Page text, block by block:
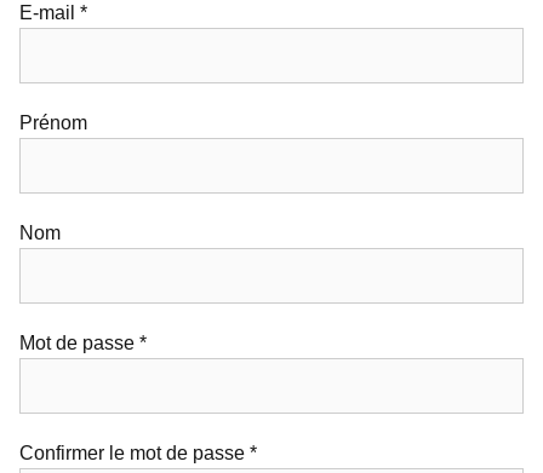
E-mail *
Prénom
Nom
Mot de passe *
Confirmer le mot de passe *